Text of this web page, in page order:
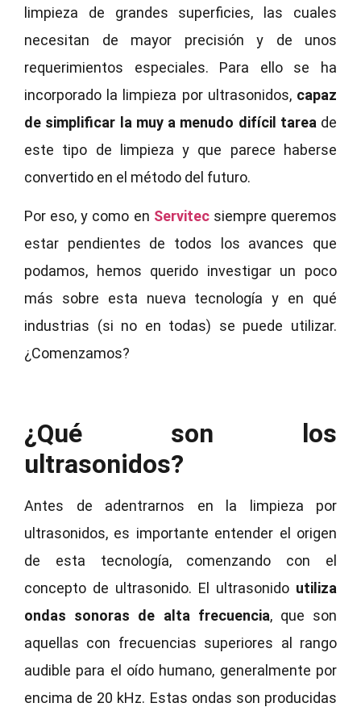
limpieza de grandes superficies, las cuales
necesitan de mayor precisión y de unos
requerimientos especiales. Para ello se ha
incorporado la limpieza por ultrasonidos, capaz
de simplificar la muy a menudo difícil tarea de
este tipo de limpieza y que parece haberse
convertido en el método del futuro.
Por eso, y como en Servitecsiempre queremos
estar pendientes de todos los avances que
podamos, hemos querido investigar un poco
más sobre esta nueva tecnología y en qué
industrias (si no en todas) se puede utilizar.
¿Comenzamos?
¿Qué son los
ultrasonidos?
Antes de adentrarnos en la limpieza por
ultrasonidos, es importante entender el origen
de esta tecnología, comenzando con el
concepto de ultrasonido. El ultrasonido utiliza
ondas sonoras de alta frecuencia, que son
aquellas con frecuencias superiores al rango
audible para el oído humano, generalmente por
encima de 20 kHz. Estas ondas son producidas